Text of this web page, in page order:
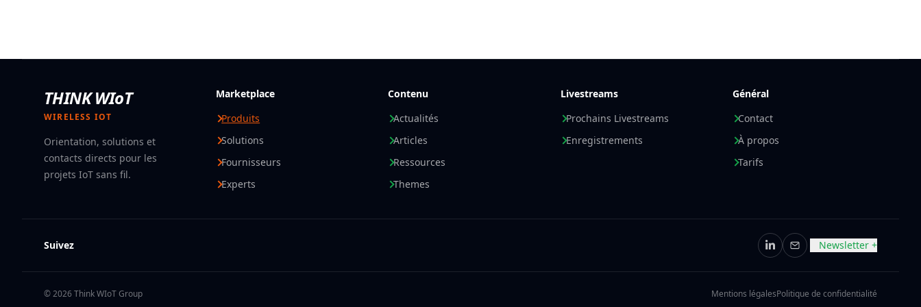
THINK WIoT
WIRELESS IOT
Orientation, solutions et
contacts directs pour les
projets IoT sans fil.
Marketplace
Produits
Solutions
Fournisseurs
Experts
Contenu
Actualités
Articles
Ressources
Themes
Livestreams
Prochains Livestreams
Enregistrements
Général
Contact
À propos
Tarifs
Suivez LinkedIn
E-mailNewsletter +
© 2026 Think WIoT Group Mentions légalesPolitique de confidentialité